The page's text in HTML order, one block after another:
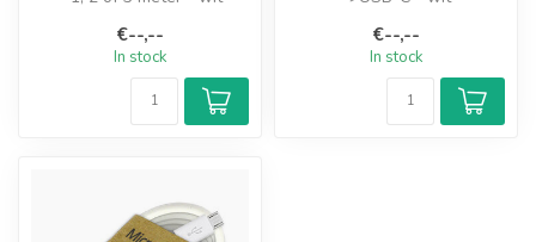
€--,--
In stock
€--,--
In stock